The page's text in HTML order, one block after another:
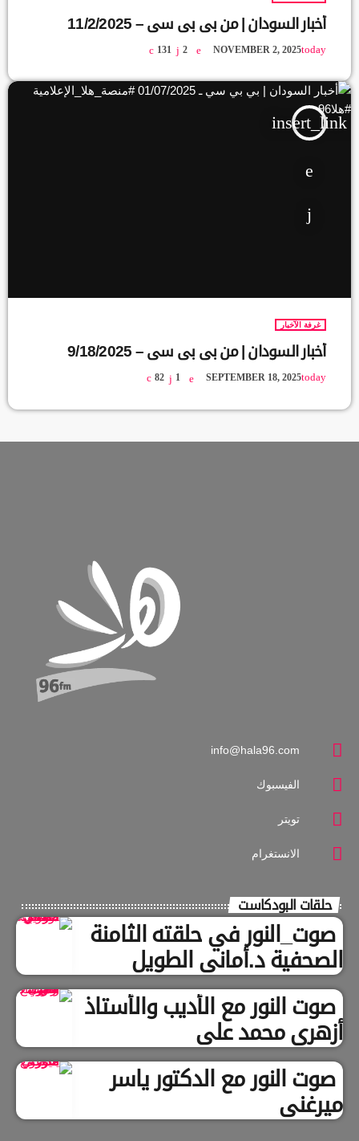
أخبار السودان | من بي بي سي – 11/2/2025
today
NOVEMBER 2, 2025
131 2
insert_link
غرفة الآخبار
أخبار السودان | من بي بي سي – 9/18/2025
today
SEPTEMBER 18, 2025
82 1
info@hala96.com
الفيسبوك
تويتر
الانستغرام
حلقات البودكاست
صوت_النور في حلقته الثامنة
الصحفية د.أماني الطويل
صوت النور مع الأديب والأستاذ
أزهري محمد علي
صوت النور مع الدكتور ياسر
ميرغني